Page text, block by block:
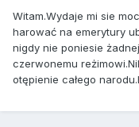
Witam.Wydaje mi sie
harować na emerytury
nigdy nie poniesie
czerwonemu
otępienie całego